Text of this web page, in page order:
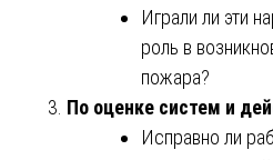
Играли ли эти
роль в
пожара?
По оценке систем и
Исправно ли